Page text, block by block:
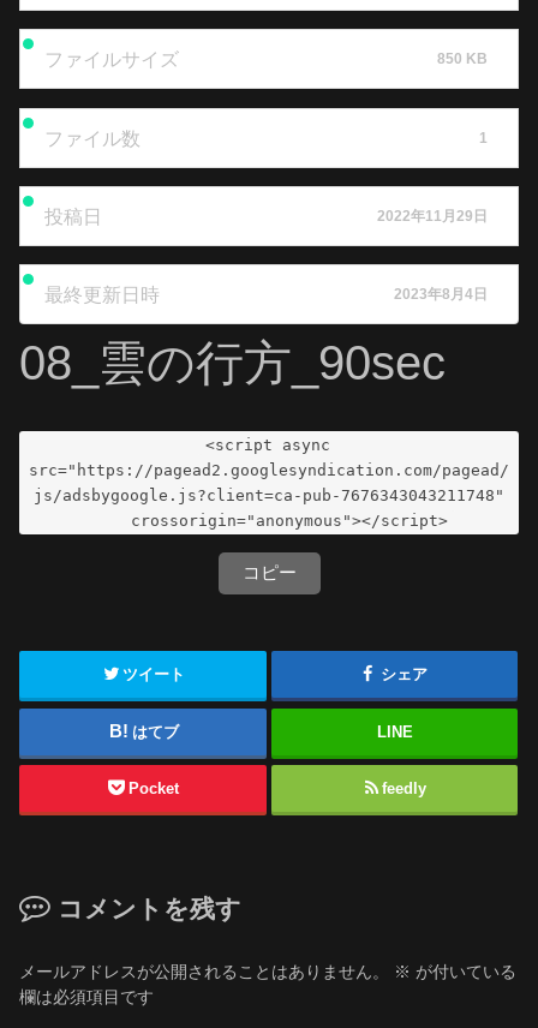
ファイルサイズ 850 KB
ファイル数 1
投稿日 2022年11月29日
最終更新日時 2023年8月4日
08_雲の行方_90sec
<script async
src="https://pagead2.googlesyndication.com/pagead/
js/adsbygoogle.js?client=ca-pub-7676343043211748"
     crossorigin="anonymous"></script>
コピー
ツイート シェア
はてブ LINE
Pocket feedly
コメントを残す
メールアドレスが公開されることはありません。 ※ が付いている
欄は必須項目です